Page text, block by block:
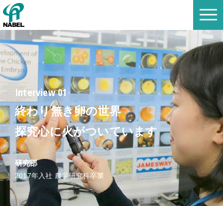
Interview 01
終わり無き卵の世界
探究心に火がついています
研究部
2017年入社 農学研究科卒業